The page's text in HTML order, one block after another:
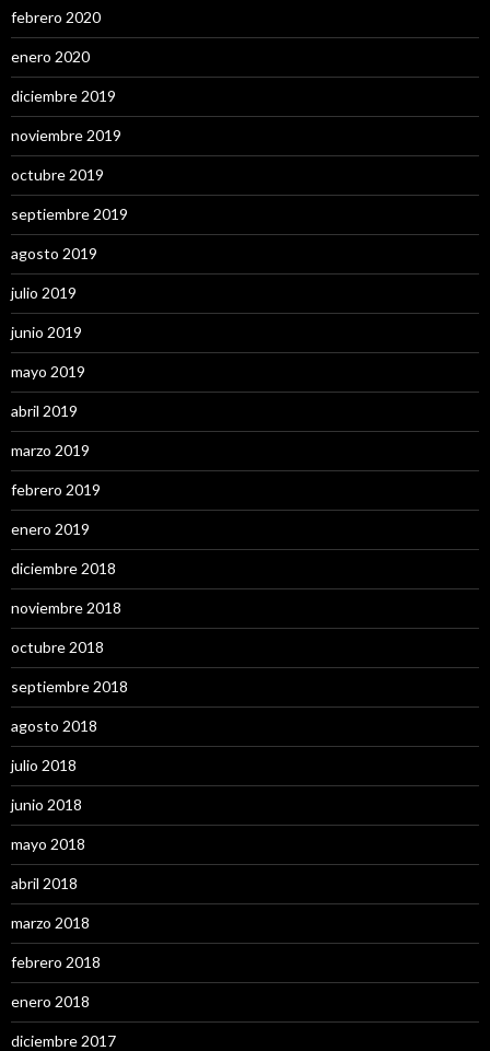
febrero 2020
enero 2020
diciembre 2019
noviembre 2019
octubre 2019
septiembre 2019
agosto 2019
julio 2019
junio 2019
mayo 2019
abril 2019
marzo 2019
febrero 2019
enero 2019
diciembre 2018
noviembre 2018
octubre 2018
septiembre 2018
agosto 2018
julio 2018
junio 2018
mayo 2018
abril 2018
marzo 2018
febrero 2018
enero 2018
diciembre 2017